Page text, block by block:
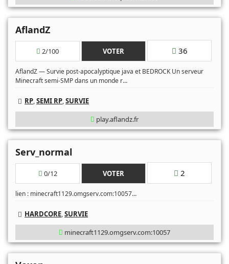
AflandZ
2/100 VOTER 36
AflandZ — Survie post-apocalyptique java et BEDROCK Un serveur
Minecraft semi-SMP dans un monde r...
RP,SEMI RP,SURVIE
play.aflandz.fr
Serv_normal
0/12 VOTER 2
lien : minecraft1129.omgserv.com:10057...
HARDCORE,SURVIE
minecraft1129.omgserv.com:10057